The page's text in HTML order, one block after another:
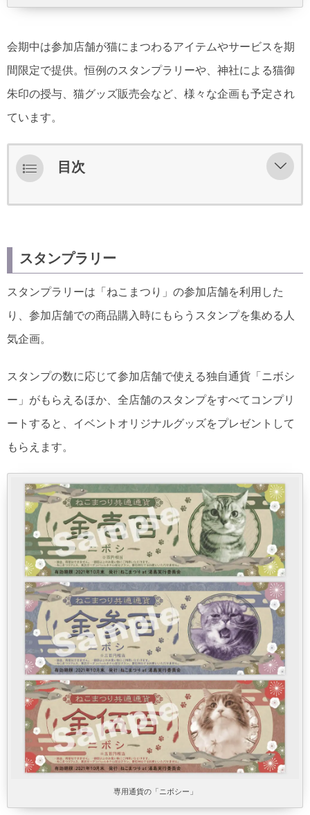
会期中は参加店舗が猫にまつわるアイテムやサービスを期
間限定で提供。恒例のスタンプラリーや、神社による猫御
朱印の授与、猫グッズ販売会など、様々な企画も予定され
ています。
目次
ねこまつり限定御朱印
ねこまつりフェスVol.6
スタンプラリー
スタンプラリーは「ねこまつり」の参加店舗を利用した
り、参加店舗での商品購入時にもらうスタンプを集める人
気企画。
スタンプの数に応じて参加店舗で使える独自通貨「ニボシ
ー」がもらえるほか、全店舗のスタンプをすべてコンプリ
ートすると、イベントオリジナルグッズをプレゼントして
もらえます。
専用通貨の「ニボシー」